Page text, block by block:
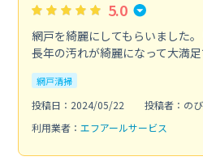
5.0
網戸を綺麗にしてもらいました。
長年の汚れが綺麗になって大満足
網戸清掃
投稿日：2024/05/22
投稿者：の
利用業者： エフアールサービス